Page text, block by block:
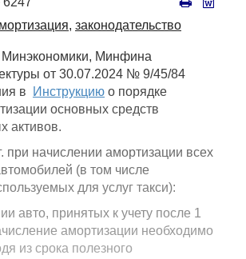
законодательство
Минэкономики, Минфина
от 30.07.2024 № 9/45/84
в
Инструкцию о порядке
основных средств
активов.
при начислении амортизации всех
(в том числе
для услуг такси):
принятых к учету после 1
амортизации необходимо
из срока полезного